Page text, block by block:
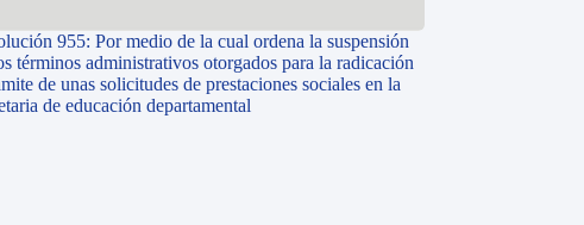
955: Por medio de la cual ordena la suspensión
términos administrativos otorgados para la radicación
de unas solicitudes de prestaciones sociales en la
de educación departamental